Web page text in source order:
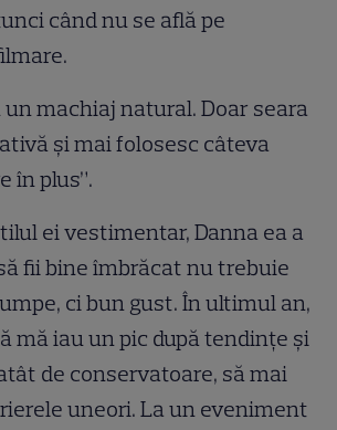
când nu se află pe
un machiaj natural. Doar seara
şi mai folosesc câteva
în plus”.
ei vestimentar, Danna ea a
fii bine îmbrăcat nu trebuie
ci bun gust. În ultimul an,
mă iau un pic după tendinţe şi
de conservatoare, să mai
uneori. La un eveniment